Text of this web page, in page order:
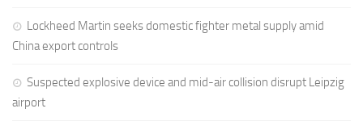
Lockheed Martin seeks domestic fighter metal supply amid
China export controls
Suspected explosive device and mid-air collision disrupt Leipzig
airport